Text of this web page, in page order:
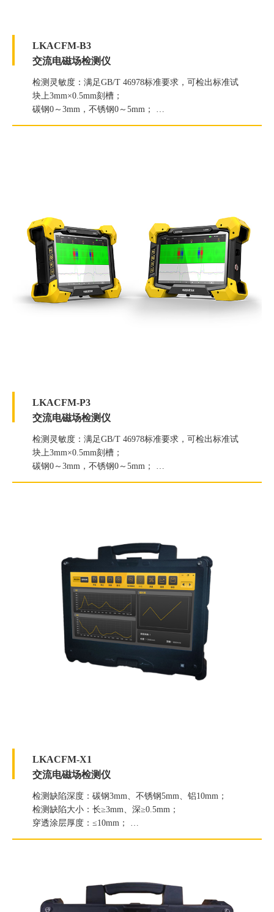
LKACFM-B3
交流电磁场检测仪
检测灵敏度：满足GB/T 46978标准要求，可检出标准试
块上3mm×0.5mm刻槽；
碳钢0～3mm，不锈钢0～5mm；
长度定量精度：误差小于1mm；
LKACFM-P3
交流电磁场检测仪
检测灵敏度：满足GB/T 46978标准要求，可检出标准试
块上3mm×0.5mm刻槽；
碳钢0～3mm，不锈钢0～5mm；
长度定量精度：误差小于1mm；
LKACFM-X1
交流电磁场检测仪
检测缺陷深度：碳钢3mm、不锈钢5mm、铝10mm；
检测缺陷大小：长≥3mm、深≥0.5mm；
穿透涂层厚度：≤10mm；
高温检测：350℃高温检测。